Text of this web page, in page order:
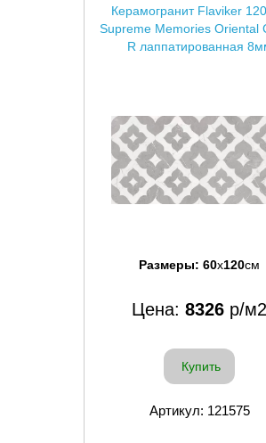
Керамогранит Flaviker
Supreme Memories Oriental
R лаппатированная
Размеры: 60x120см
Цена: 8326 р/м2
Купить
Артикул: 121575